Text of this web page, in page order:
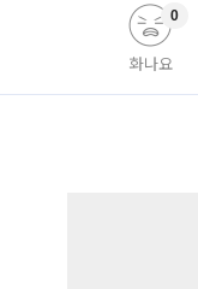
화나요
0